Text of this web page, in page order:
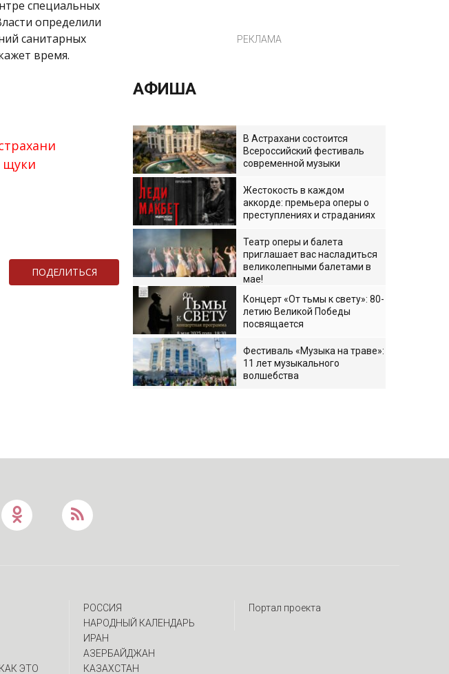
специальных
определили
санитарных
время.
щуки
ПОДЕЛИТЬСЯ
РЕКЛАМА
АФИША
В Астрахани состоится
Всероссийский фестиваль
современной музыки
Жестокость в каждом
аккорде: премьера оперы о
преступлениях и страданиях
Театр оперы и балета
приглашает вас насладиться
великолепными балетами в
мае!
Концерт «От тьмы к свету»: 80-
летию Великой Победы
посвящается
Фестиваль «Музыка на траве»:
11 лет музыкального
волшебства
ЭТО
РОССИЯ
НАРОДНЫЙ КАЛЕНДАРЬ
ИРАН
АЗЕРБАЙДЖАН
КАЗАХСТАН
Портал проекта